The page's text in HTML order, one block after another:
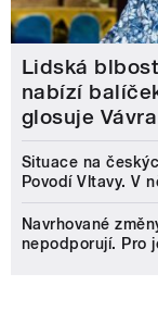
Lidská
nabízí
glosuje Vávra
Situace na
Povodí Vltavy. V
Navrhované
nepodporují. Pro